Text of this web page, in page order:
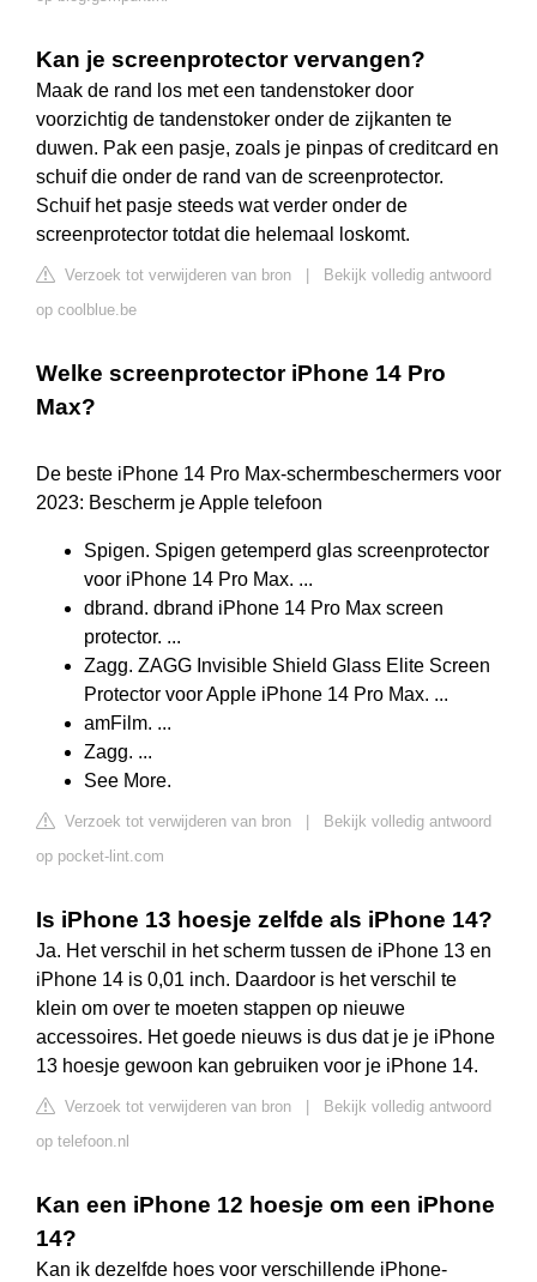
Kan je screenprotector vervangen?
Maak de rand los met een tandenstoker door
voorzichtig de tandenstoker onder de zijkanten te
duwen. Pak een pasje, zoals je pinpas of creditcard en
schuif die onder de rand van de screenprotector.
Schuif het pasje steeds wat verder onder de
screenprotector totdat die helemaal loskomt.
Verzoek tot verwijderen van bron
Bekijk volledig antwoord
op coolblue.be
Welke screenprotector iPhone 14 Pro
Max?
De beste iPhone 14 Pro Max-schermbeschermers voor
2023: Bescherm je Apple telefoon
Spigen. Spigen getemperd glas screenprotector
voor iPhone 14 Pro Max. ...
dbrand. dbrand iPhone 14 Pro Max screen
protector. ...
Zagg. ZAGG Invisible Shield Glass Elite Screen
Protector voor Apple iPhone 14 Pro Max. ...
amFilm. ...
Zagg. ...
See More.
Verzoek tot verwijderen van bron
Bekijk volledig antwoord
op pocket-lint.com
Is iPhone 13 hoesje zelfde als iPhone 14?
Ja. Het verschil in het scherm tussen de iPhone 13 en
iPhone 14 is 0,01 inch. Daardoor is het verschil te
klein om over te moeten stappen op nieuwe
accessoires. Het goede nieuws is dus dat je je iPhone
13 hoesje gewoon kan gebruiken voor je iPhone 14.
Verzoek tot verwijderen van bron
Bekijk volledig antwoord
op telefoon.nl
Kan een iPhone 12 hoesje om een iPhone
14?
Kan ik dezelfde hoes voor verschillende iPhone-